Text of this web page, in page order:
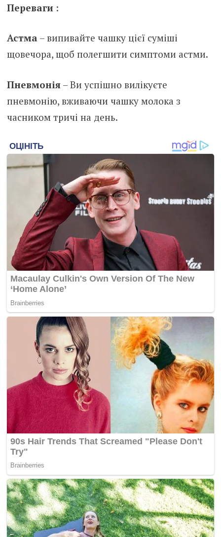
Переваги:
Астма – випивайте чашку цієї суміші
щовечора, щоб полегшити симптоми астми.
Пневмонія– Ви успішно вилікуєте
пневмонію, вживаючи чашку молока з
часником тричі на день.